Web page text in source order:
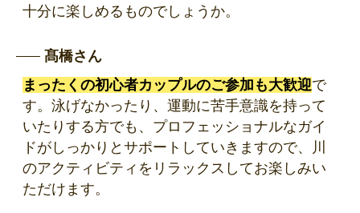
十分に楽しめるものでしょうか。
髙橋さん
まったくの初心者カップルのご参加も大歓迎で
す。泳げなかったり、運動に苦手意識を持って
いたりする方でも、プロフェッショナルなガイ
ドがしっかりとサポートしていきますので、川
のアクティビティをリラックスしてお楽しみい
ただけます。